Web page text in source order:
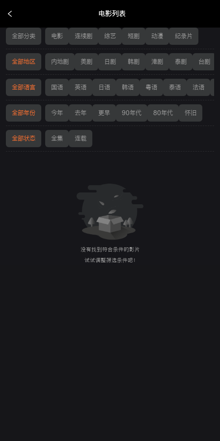
电影列表
电影列表
全部分类 电影 连续剧 综艺 短剧 动漫 纪录片
全部地区 内地剧 美剧 日剧 韩剧 港剧 泰剧 台剧
全部语言 国语 英语 日语 韩语 粤语 泰语 法语
全部年份 今年 去年 更早 90年代 80年代 怀旧
全部状态 全集 连载
没有找到符合条件的影片
试试调整筛选条件吧！